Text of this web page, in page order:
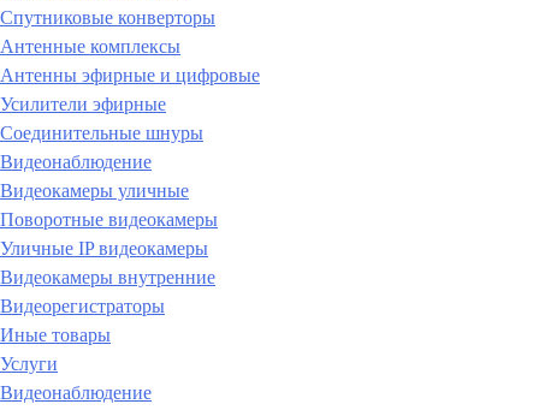
Спутниковые конверторы
Антенные комплексы
Антенны эфирные и цифровые
Усилители эфирные
Соединительные шнуры
Видеонаблюдение
Видеокамеры уличные
Поворотные видеокамеры
Уличные IP видеокамеры
Видеокамеры внутренние
Видеорегистраторы
Иные товары
Услуги
Видеонаблюдение